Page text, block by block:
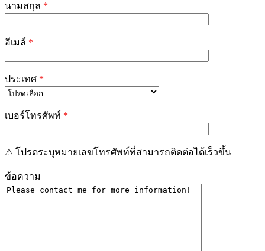
นามสกุล *
อีเมล์ *
ประเทศ *
เบอร์โทรศัพท์ *
⚠ โปรดระบุหมายเลขโทรศัพท์ที่สามารถติดต่อได้เร็วขึ้น
ข้อความ